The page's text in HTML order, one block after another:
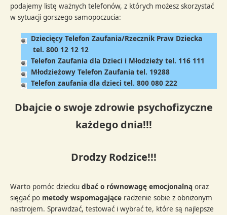
podajemy listę ważnych telefonów, z których możesz skorzystać
w sytuacji gorszego samopoczucia:
Dziecięcy Telefon Zaufania/Rzecznik Praw Dziecka
tel. 800 12 12 12
Telefon Zaufania dla Dzieci i Młodzieży tel. 116 111
Młodzieżowy Telefon Zaufania tel. 19288
Telefon zaufania dla dzieci tel. 800 080 222
Dbajcie o swoje zdrowie psychofizyczne
każdego dnia!!!
Drodzy Rodzice!!!
Warto pomóc dzieckudbać o równowagę emocjonalną oraz
sięgać po metody wspomagające radzenie sobie z obniżonym
nastrojem. Sprawdzać, testować i wybrać te, które są najlepsze